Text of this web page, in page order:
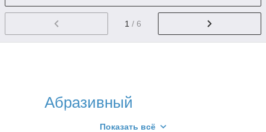
1 / 6
Абразивный
инструмент, сверла,
Показать всё